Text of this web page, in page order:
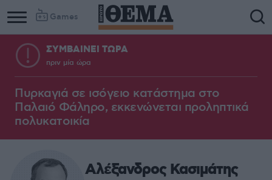
Games
ΣΥΜΒΑΙΝΕΙ ΤΩΡΑ
πριν μία ώρα
Πυρκαγιά σε ισόγειο κατάστημα στο
Παλαιό Φάληρο, εκκενώνεται προληπτικά
πολυκατοικία
Αλέξανδρος Κασιμάτης